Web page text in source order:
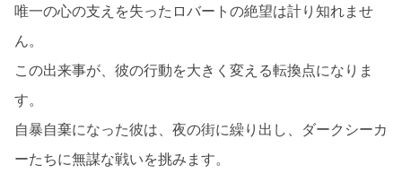
唯一の心の支えを失ったロバートの絶望は計り知れませ
ん。
この出来事が、彼の行動を大きく変える転換点になりま
す。
自暴自棄になった彼は、夜の街に繰り出し、ダークシーカ
ーたちに無謀な戦いを挑みます。